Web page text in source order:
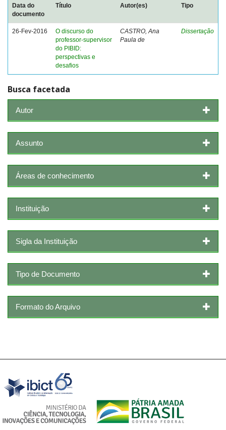
Data do
documento
Título Autor(es) Tipo
26-Fev-2016
O discurso do
professor-supervisor
do PIBID:
perspectivas e
desafios
CASTRO, Ana
Paula de
Dissertação
Busca facetada
Autor
Assunto
Áreas de conhecimento
Instituição
Sigla da Instituição
Tipo de Documento
Formato do Arquivo